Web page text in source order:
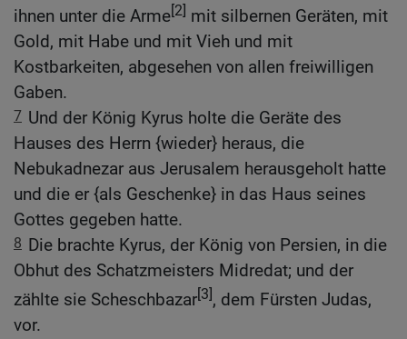
ihnen unter die Arme[2] mit silbernen Geräten, mit
Gold, mit Habe und mit Vieh und mit
Kostbarkeiten, abgesehen von allen freiwilligen
Gaben.
7 Und der König Kyrus holte die Geräte des
Hauses des Herrn {wieder} heraus, die
Nebukadnezar aus Jerusalem herausgeholt hatte
und die er {als Geschenke} in das Haus seines
Gottes gegeben hatte.
8 Die brachte Kyrus, der König von Persien, in die
Obhut des Schatzmeisters Midredat; und der
zählte sie Scheschbazar[3], dem Fürsten Judas,
vor.